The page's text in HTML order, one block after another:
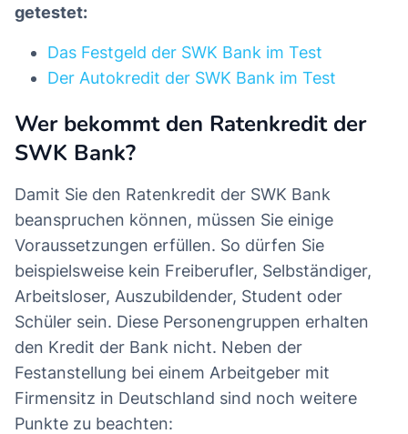
getestet:
Das Festgeld der SWK Bank im Test
Der Autokredit der SWK Bank im Test
Wer bekommt den Ratenkredit der
SWK Bank?
Damit Sie den Ratenkredit der SWK Bank
beanspruchen können, müssen Sie einige
Voraussetzungen erfüllen. So dürfen Sie
beispielsweise kein Freiberufler, Selbständiger,
Arbeitsloser, Auszubildender, Student oder
Schüler sein. Diese Personengruppen erhalten
den Kredit der Bank nicht. Neben der
Festanstellung bei einem Arbeitgeber mit
Firmensitz in Deutschland sind noch weitere
Punkte zu beachten: